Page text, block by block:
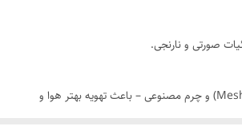
صورتی و نارنجی.
جنس رویه: مش ترکی (Mesh) و چرم مصنوعی – باعث تهویه بهتر هوا و